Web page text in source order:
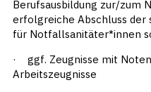
Berufsausbildung zur/zum
erfolgreiche Abschluss der
für Notfallsanitäter*innen
· ggf. Zeugnisse mit
Arbeitszeugnisse